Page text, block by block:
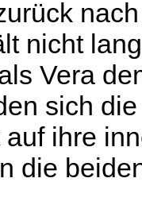
nicht
Vera
sich
ihre
die